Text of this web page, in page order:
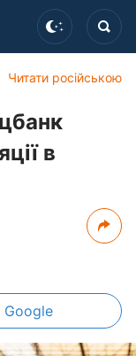
Читати російською
в
Google